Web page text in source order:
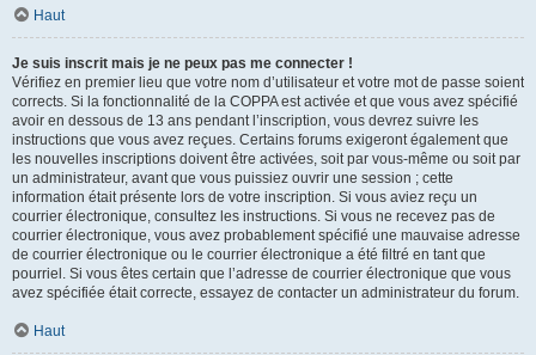
Haut
Je suis inscrit mais je ne peux pas me connecter !
Vérifiez en premier lieu que votre nom d’utilisateur et votre mot de passe soient
corrects. Si la fonctionnalité de la COPPA est activée et que vous avez spécifié
avoir en dessous de 13 ans pendant l’inscription, vous devrez suivre les
instructions que vous avez reçues. Certains forums exigeront également que
les nouvelles inscriptions doivent être activées, soit par vous-même ou soit par
un administrateur, avant que vous puissiez ouvrir une session ; cette
information était présente lors de votre inscription. Si vous aviez reçu un
courrier électronique, consultez les instructions. Si vous ne recevez pas de
courrier électronique, vous avez probablement spécifié une mauvaise adresse
de courrier électronique ou le courrier électronique a été filtré en tant que
pourriel. Si vous êtes certain que l’adresse de courrier électronique que vous
avez spécifiée était correcte, essayez de contacter un administrateur du forum.
Haut